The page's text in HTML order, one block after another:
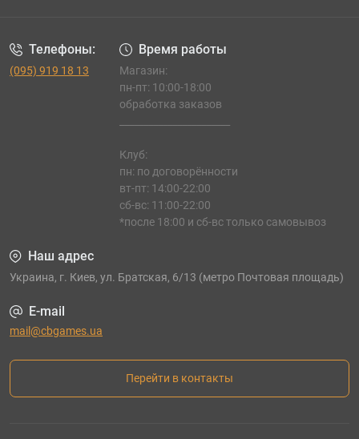
Телефоны:
(095) 919 18 13
Время работы
Магазин:
пн-пт: 10:00-18:00
обработка заказов
Клуб:
пн: по договорённости
вт-пт: 14:00-22:00
сб-вс: 11:00-22:00
*после 18:00 и сб-вс только самовывоз
Наш адрес
Украина, г. Киев, ул. Братская, 6/13 (метро Почтовая площадь)
E-mail
mail@cbgames.ua
Перейти в контакты